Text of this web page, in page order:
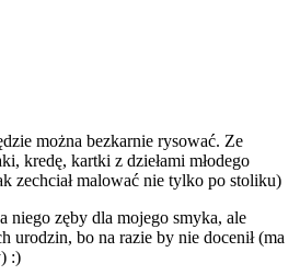
można bezkarnie rysować. Ze
kredę, kartki z dziełami młodego
zechciał malować nie tylko po stoliku)
niego zęby dla mojego smyka, ale
urodzin, bo na razie by nie docenił (ma
:)